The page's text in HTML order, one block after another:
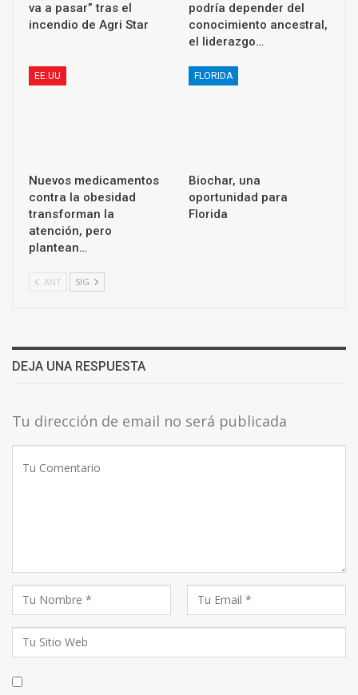
va a pasar” tras el
incendio de Agri Star
podría depender del
conocimiento ancestral,
el liderazgo…
EE.UU
Nuevos medicamentos
contra la obesidad
transforman la
atención, pero
plantean…
FLORIDA
Biochar, una
oportunidad para
Florida
ANT SIG
DEJA UNA RESPUESTA
Tu dirección de email no será publicada